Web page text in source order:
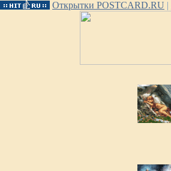
Открытки POSTCARD.RU |